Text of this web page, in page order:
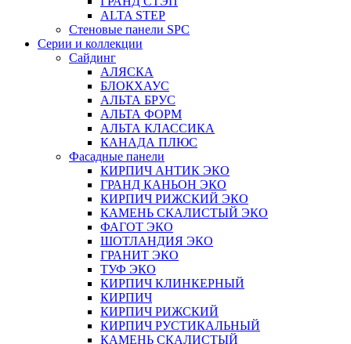
ALTA STEP
Стеновые панели SPC
Серии и коллекции
Сайдинг
АЛЯСКА
БЛОКХАУС
АЛЬТА БРУС
АЛЬТА ФОРМ
АЛЬТА КЛАССИКА
КАНАДА ПЛЮС
Фасадные панели
КИРПИЧ АНТИК ЭКО
ГРАНД КАНЬОН ЭКО
КИРПИЧ РИЖСКИЙ ЭКО
КАМЕНЬ СКАЛИСТЫЙ ЭКО
ФАГОТ ЭКО
ШОТЛАНДИЯ ЭКО
ГРАНИТ ЭКО
ТУФ ЭКО
КИРПИЧ КЛИНКЕРНЫЙ
КИРПИЧ
КИРПИЧ РИЖСКИЙ
КИРПИЧ РУСТИКАЛЬНЫЙ
КАМЕНЬ СКАЛИСТЫЙ